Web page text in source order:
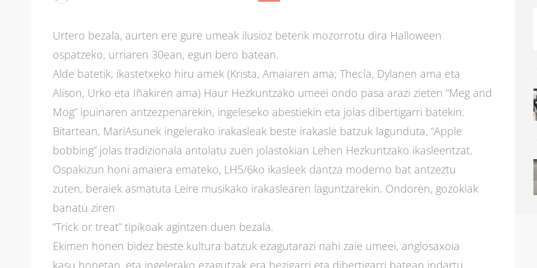
Urtero bezala, aurten ere gure umeak ilusioz beterik mozorrotu dira Halloween
ospatzeko, urriaren 30ean, egun bero batean.
Alde batetik, ikastetxeko hiru amek (Krista, Amaiaren ama; Thecla, Dylanen ama eta
Alison, Urko eta Iñakiren ama) Haur Hezkuntzako umeei ondo pasa arazi zieten “Meg and
Mog” ipuinaren antzezpenarekin, ingeleseko abestiekin eta jolas dibertigarri batekin.
Bitartean, MariAsunek ingelerako irakasleak beste irakasle batzuk lagunduta, “Apple
bobbing” jolas tradizionala antolatu zuen jolastokian Lehen Hezkuntzako ikasleentzat.
Ospakizun honi amaiera emateko, LH5/6ko ikasleek dantza moderno bat antzeztu
zuten, beraiek asmatuta Leire musikako irakaslearen laguntzarekin. Ondoren, gozokiak
banatu ziren
“Trick or treat” tipikoak agintzen duen bezala.
Ekimen honen bidez beste kultura batzuk ezagutarazi nahi zaie umeei, anglosaxoia
kasu honetan, eta ingelerako ezagutzak era hezigarri eta dibertigarri batean indartu.